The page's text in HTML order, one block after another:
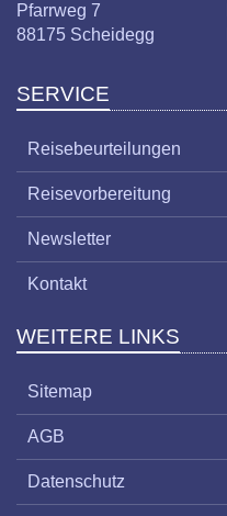
Pfarrweg 7
88175 Scheidegg
SERVICE
Reisebeurteilungen
Reisevorbereitung
Newsletter
Kontakt
WEITERE LINKS
Sitemap
AGB
Datenschutz